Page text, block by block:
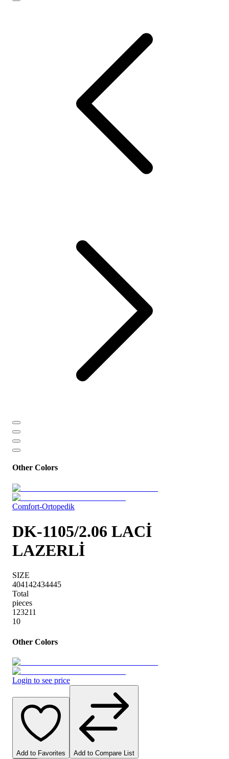
Other Colors
Comfort-Ortopedik
DK-1105/2.06 LACİ
LAZERLİ
SIZE
404142434445
Total
pieces
123211
10
Other Colors
Login to see price
Add to Favorites Add to Compare List